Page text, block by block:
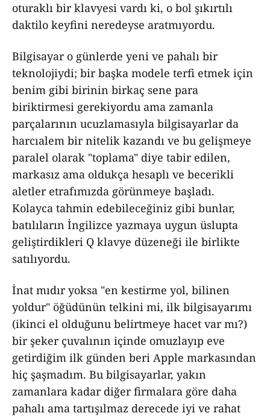
oturaklı bir klavyesi vardı ki, o bol şıkırtılı
daktilo keyfini neredeyse aratmıyordu.
Bilgisayar o günlerde yeni ve pahalı bir
teknolojiydi; bir başka modele terfi etmek için
benim gibi birinin birkaç sene para
biriktirmesi gerekiyordu ama zamanla
parçalarının ucuzlamasıyla bilgisayarlar da
harcıalem bir nitelik kazandı ve bu gelişmeye
paralel olarak "toplama" diye tabir edilen,
markasız ama oldukça hesaplı ve becerikli
aletler etrafımızda görünmeye başladı.
Kolayca tahmin edebileceğiniz gibi bunlar,
batılıların İngilizce yazmaya uygun üslupta
geliştirdikleri Q klavye düzeneği ile birlikte
satılıyordu.
İnat mıdır yoksa "en kestirme yol, bilinen
yoldur" öğüdünün telkini mi, ilk bilgisayarımı
(ikinci el olduğunu belirtmeye hacet var mı?)
bir şeker çuvalının içinde omuzlayıp eve
getirdiğim ilk günden beri Apple markasından
hiç şaşmadım. Bu bilgisayarlar, yakın
zamanlara kadar diğer firmalara göre daha
pahalı ama tartışılmaz derecede iyi ve rahat